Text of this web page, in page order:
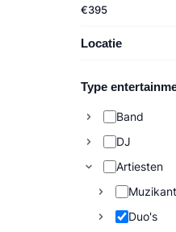
€395
Locatie
Type
Band
DJ
Artiesten
Duo's